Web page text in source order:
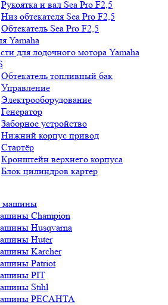
Рукоятка и вал Sea Pro F2,5
Низ обтекателя Sea Pro F2,5
Обтекатель Sea Pro F2,5
Yamaha
для лодочного мотора Yamaha
Обтекатель топливный бак
Управление
Электрооборудование
Генератор
Заборное устройство
Нижний корпус привод
Стартёр
Кронштейн верхнего корпуса
Блок цилиндров картер
машины
Champion
Husqvarna
Huter
Karcher
Patriot
PIT
Stihl
РЕСАНТА